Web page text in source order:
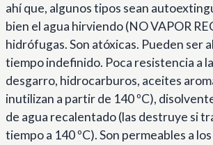
ahí que, algunos tipos sean
bien el agua hirviendo (NO VAPOR
hidrófugas. Son atóxicas. Pueden ser
tiempo indefinido. Poca resistencia a
desgarro, hidrocarburos, aceites
inutilizan a partir de 140 ºC),
de agua recalentado (las destruye si
tiempo a 140 ºC). Son permeables a